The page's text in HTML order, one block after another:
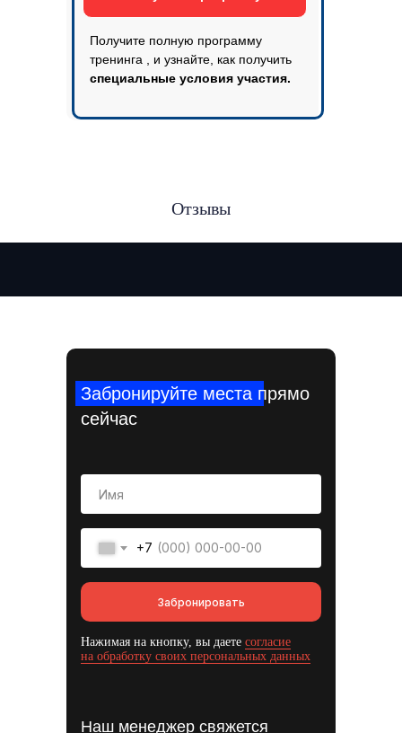
Получите полную программу
тренинга , и узнайте, как получить
специальные условия участия.
Отзывы
Забронируйте места прямо
сейчас
+7
Забронировать
Нажимая на кнопку, вы даете согласие
на обработку своих персональных данных
Наш менеджер свяжется